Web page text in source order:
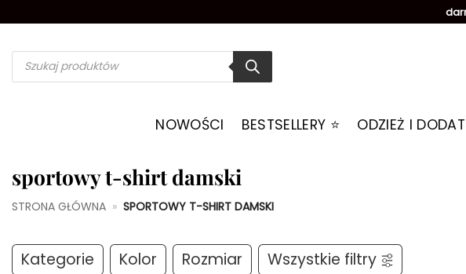
zawartości
Wyszukiwarka
produktów
NOWOŚCI BESTSELLERY ⭐️ ODZIEŻ I
sportowy t-shirt damski
STRONA GŁÓWNA » SPORTOWY T-SHIRT DAMSKI
Kategorie Kolor Rozmiar Wszystkie filtry